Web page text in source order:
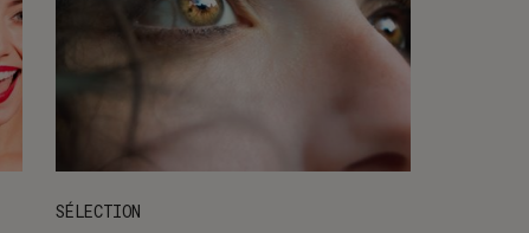
SÉLECTION